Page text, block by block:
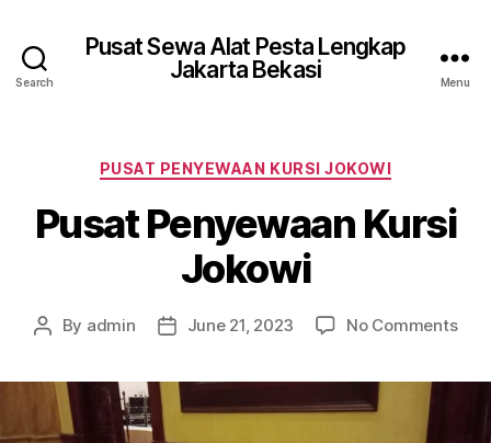
Search
Pusat Sewa Alat Pesta Lengkap
Jakarta Bekasi
Menu
Categories
PUSAT PENYEWAAN KURSI JOKOWI
Pusat Penyewaan Kursi
Jokowi
Post
By admin
PostJune 21, 2023 No Commentson